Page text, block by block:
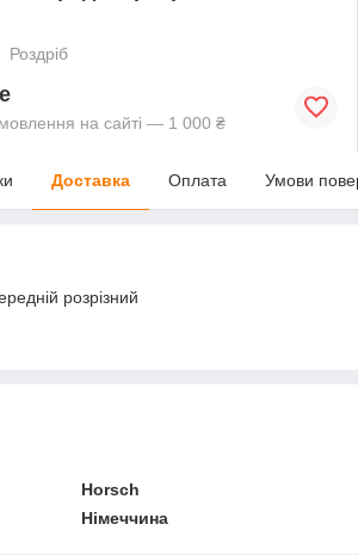
Роздріб
на сайті — 1 000 ₴
Доставка Оплата Умови
розрізний
Horsch
Німеччина